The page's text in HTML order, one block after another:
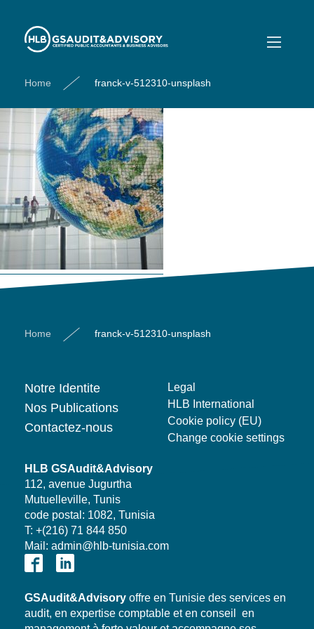
Home franck-v-512310-unsplash
Home franck-v-512310-unsplash
Notre Identite
Nos Publications
Contactez-nous
Legal
HLB International
Cookie policy (EU)
Change cookie settings
HLB GSAudit&Advisory
112, avenue Jugurtha
Mutuelleville, Tunis
code postal: 1082, Tunisia
T: +(216) 71 844 850
Mail: admin@hlb-tunisia.com
GSAudit&Advisory offre en Tunisie des services en
audit, en expertise comptable et en conseil en